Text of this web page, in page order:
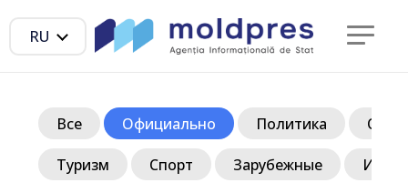
RU
Все Официально Политика
Туризм Спорт Зарубежные